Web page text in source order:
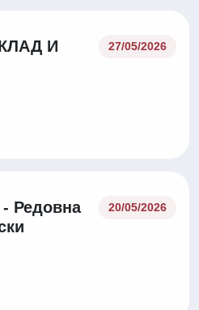
И
27/05/2026
Редовна
20/05/2026